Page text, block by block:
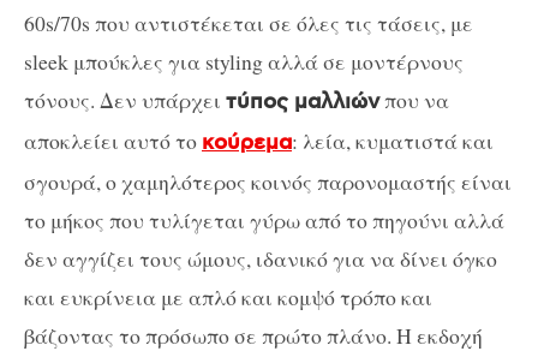
60s/70s που αντιστέκεται σε όλες τις τάσεις, με
sleek μπούκλες για styling αλλά σε μοντέρνους
τόνους. Δεν υπάρχει τύπος μαλλιώνπου να
αποκλείει αυτό το κούρεμα: λεία, κυματιστά και
σγουρά, ο χαμηλότερος κοινός παρονομαστής είναι
το μήκος που τυλίγεται γύρω από το πηγούνι αλλά
δεν αγγίζει τους ώμους, ιδανικό για να δίνει όγκο
και ευκρίνεια με απλό και κομψό τρόπο και
βάζοντας το πρόσωπο σε πρώτο πλάνο. Η εκδοχή